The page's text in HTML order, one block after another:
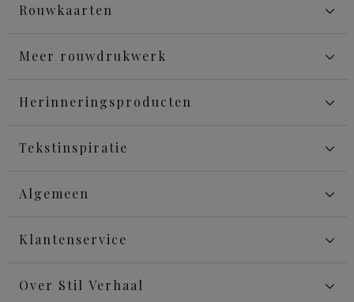
Rouwkaarten
Meer rouwdrukwerk
Herinneringsproducten
Tekstinspiratie
Algemeen
Klantenservice
Over Stil Verhaal